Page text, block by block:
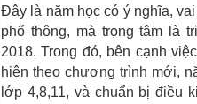
Đây là năm học có ý nghĩa,
phổ thông, mà trọng tâm là
2018. Trong đó, bên cạnh
hiện theo chương trình mới,
lớp 4,8,11, và chuẩn bị điều